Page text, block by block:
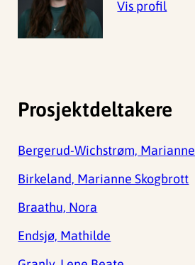
Vis profil
Prosjektdeltakere
Bergerud-Wichstrøm, Marianne
Birkeland, Marianne Skogbrott
Braathu, Nora
Endsjø, Mathilde